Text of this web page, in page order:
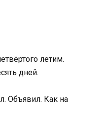
летим.
дней.
Объявил. Как на